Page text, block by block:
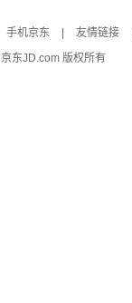
手机京东 友情链接
京东JD.com 版权所有